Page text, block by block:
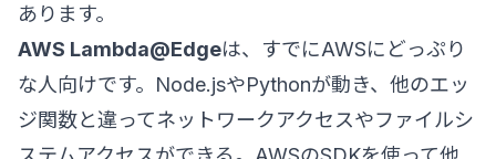
あります。
AWS Lambda@Edgeは、すでにAWSにどっぷり
な人向けです。Node.jsやPythonが動き、他のエッ
ジ関数と違ってネットワークアクセスやファイルシ